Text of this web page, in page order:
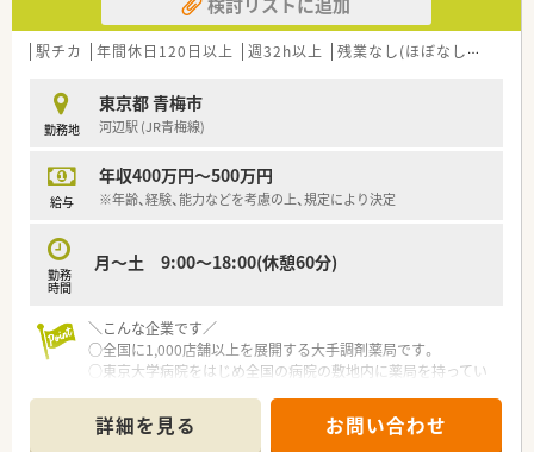
駅チカ 年間休日120日以上 週32h以上 残業なし(ほぼなし含む)
勤務地
東京都 青梅市
河辺駅 (JR青梅線)
給与
年収400万円～500万円
※年齢、経験、能力などを考慮の上、規定により決定
勤務
時間
月～土 9:00～18:00(休憩60分)
＼こんな企業です／
○全国に1,000店舗以上を展開する大手調剤薬局です。
○東京大学病院をはじめ全国の病院の敷地内に薬局を持ってい
病診薬連携を強化することで、地域にお住いの患者様に高度な医
療の提供を実現しています。
詳細を見る お問い合わせ